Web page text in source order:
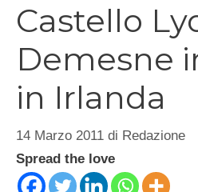
Castello
Demesne
in Irlanda
14 Marzo 2011 di Redazione
Spread the love